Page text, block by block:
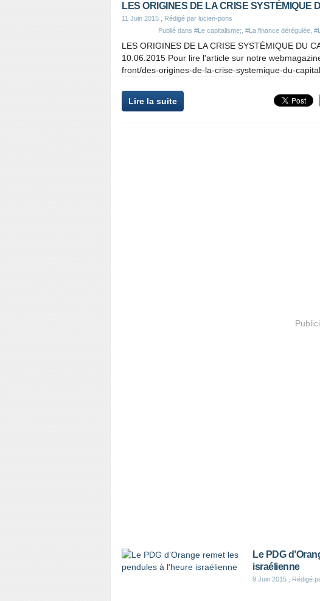
LES ORIGINES DE LA CRISE SYSTÉMIQUE
11 Juin 2015 , Rédigé par lucien-pons
Publié dans #Le capitalisme; #La finance dérégulée
LES ORIGINES DE LA CRISE SYSTÉMIQUE DU
10.06.2015 Pour lire l'article sur notre
front/des-origines-de-la-crise-systemique-du-
Lire la suite
Le PDG
israélienne
9 Juin 2015 , Rédigé